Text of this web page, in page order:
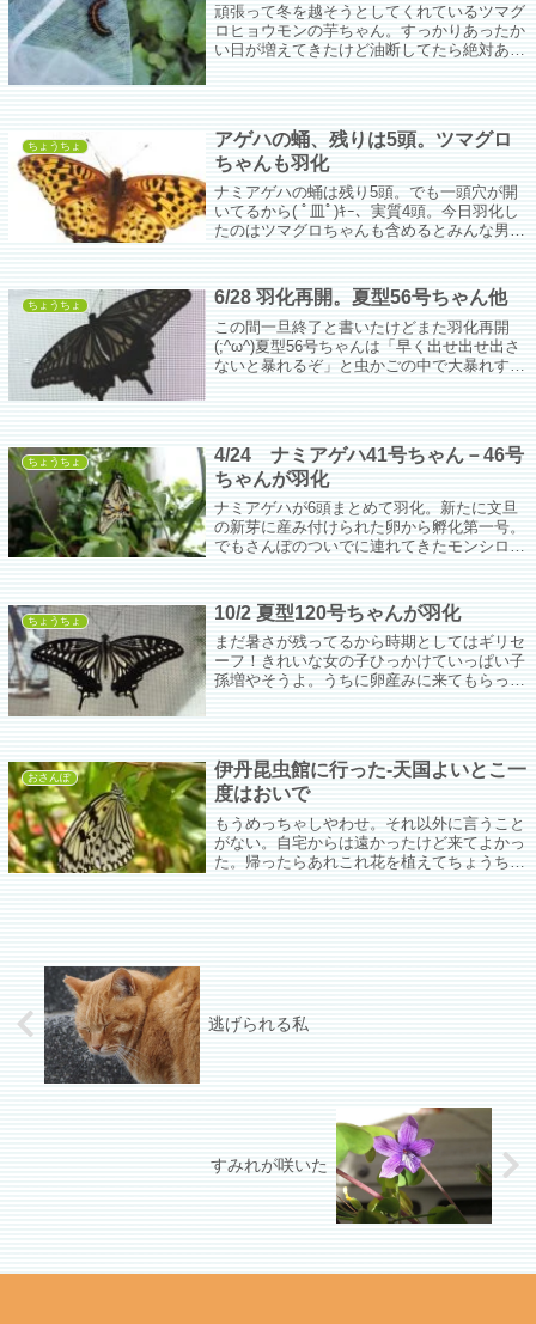
頑張って冬を越そうとしてくれているツマグ
ロヒョウモンの芋ちゃん。すっかりあったか
い日が増えてきたけど油断してたら絶対ある
ちょうちょ
アゲハの蛹、残りは5頭。ツマグロ
ちゃんも羽化
ナミアゲハの蛹は残り5頭。でも一頭穴が開
いてるから( ﾟ皿ﾟ)ｷｰ、実質4頭。今日羽化し
たのはツマグロちゃんも含めるとみんな男の
ちょうちょ 6/28 羽化再開。夏型56号ちゃん他
この間一旦終了と書いたけどまた羽化再開
(;^ω^)夏型56号ちゃんは「早く出せ出せ出さ
ないと暴れるぞ」と虫かごの中で大暴れする
ちょうちょ
4/24 ナミアゲハ41号ちゃん－46号
ちゃんが羽化
ナミアゲハが6頭まとめて羽化。新たに文旦
の新芽に産み付けられた卵から孵化第一号。
でもさんぽのついでに連れてきたモンシロチ
ちょうちょ 10/2 夏型120号ちゃんが羽化
まだ暑さが残ってるから時期としてはギリセ
ーフ！きれいな女の子ひっかけていっぱい子
孫増やそうよ。うちに卵産みに来てもらって
おさんぽ
伊丹昆虫館に行った‐天国よいとこ一
度はおいで
もうめっちゃしやわせ。それ以外に言うこと
がない。自宅からは遠かったけど来てよかっ
た。帰ったらあれこれ花を植えてちょうちょ
逃げられる私
すみれが咲いた